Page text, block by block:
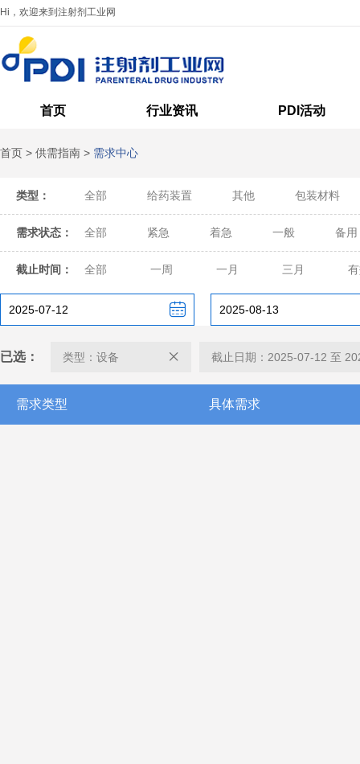
Hi，欢迎来到注射剂工业网
首页 行业资讯 PDI活动
首页 > 供需指南 > 需求中心
类型： 全部 给药装置 其他 包装材料
需求状态： 全部 紧急 着急 一般 备用
截止时间： 全部 一周 一月 三月
已选： 类型：设备 截止日期：2025-07-12 至
需求类型 具体需求